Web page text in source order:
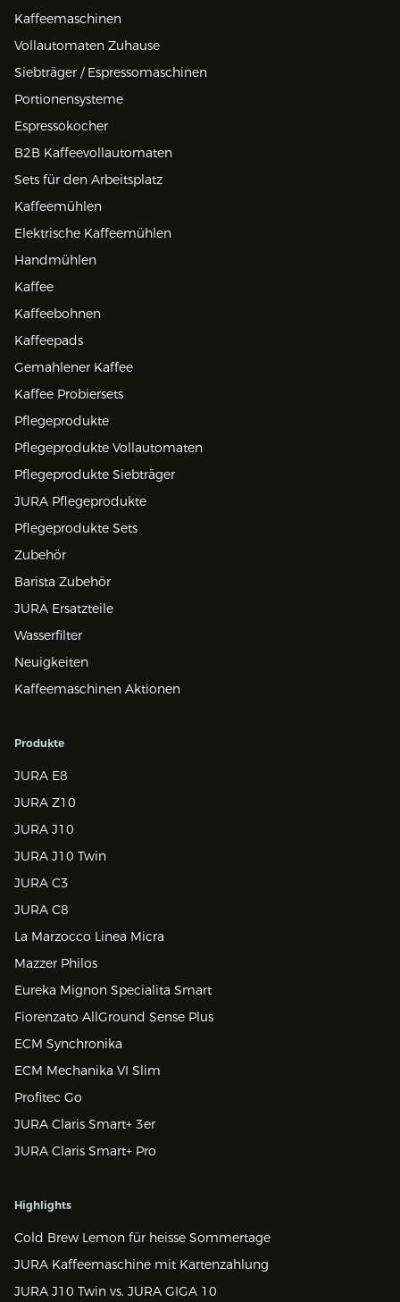
Kaffeemaschinen
Vollautomaten Zuhause
Siebträger / Espressomaschinen
Portionensysteme
Espressokocher
B2B Kaffeevollautomaten
Sets für den Arbeitsplatz
Kaffeemühlen
Elektrische Kaffeemühlen
Handmühlen
Kaffee
Kaffeebohnen
Kaffeepads
Gemahlener Kaffee
Kaffee Probiersets
Pflegeprodukte
Pflegeprodukte Vollautomaten
Pflegeprodukte Siebträger
JURA Pflegeprodukte
Pflegeprodukte Sets
Zubehör
Barista Zubehör
JURA Ersatzteile
Wasserfilter
Neuigkeiten
Kaffeemaschinen Aktionen
Produkte
JURA E8
JURA Z10
JURA J10
JURA J10 Twin
JURA C3
JURA C8
La Marzocco Linea Micra
Mazzer Philos
Eureka Mignon Specialita Smart
Fiorenzato AllGround Sense Plus
ECM Synchronika
ECM Mechanika VI Slim
Profitec Go
JURA Claris Smart+ 3er
JURA Claris Smart+ Pro
Highlights
Cold Brew Lemon für heisse Sommertage
JURA Kaffeemaschine mit Kartenzahlung
JURA J10 Twin vs. JURA GIGA 10